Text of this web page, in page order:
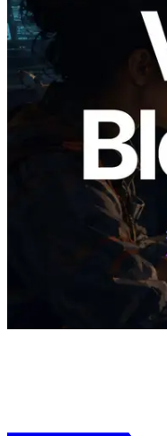
Validators
Block Analyzer
zugewiesenen
Lesen Sie diesen Artikel